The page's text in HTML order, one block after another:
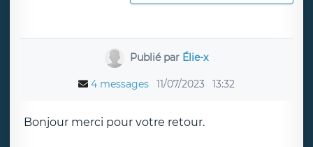
Publié par Élie-x
4 messages 11/07/2023 13:32
Bonjour merci pour votre retour.